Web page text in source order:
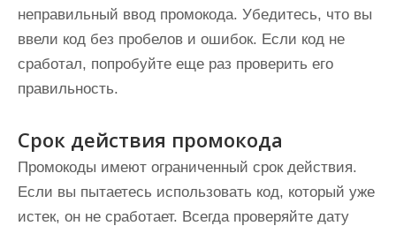
неправильный ввод промокода. Убедитесь, что вы
ввели код без пробелов и ошибок. Если код не
сработал, попробуйте еще раз проверить его
правильность.
Срок действия промокода
Промокоды имеют ограниченный срок действия.
Если вы пытаетесь использовать код, который уже
истек, он не сработает. Всегда проверяйте дату